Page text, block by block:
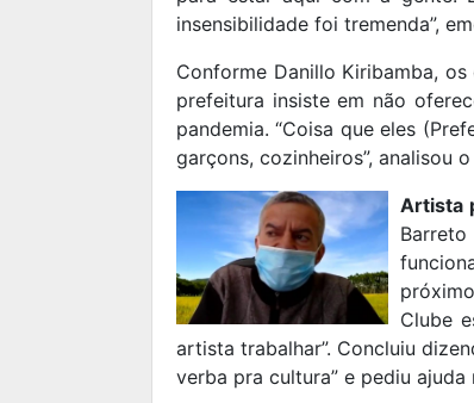
insensibilidade foi tremenda”,
Conforme Danillo Kiribamba,
prefeitura insiste em não
pandemia. “Coisa que eles
garçons, cozinheiros”, analisou
Artista
Clube
artista trabalhar”. Concluiu
verba pra cultura” e pediu